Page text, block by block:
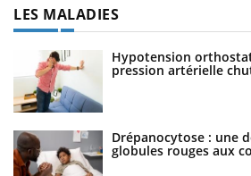
LES MALADIES
Hypotension
pression artérielle
Drépanocytose : une
globules rouges aux